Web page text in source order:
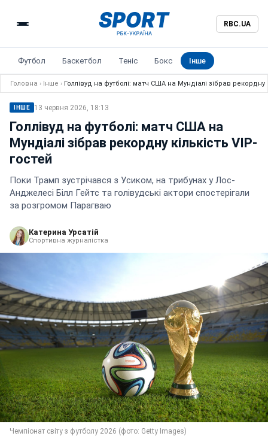
RBC.UA
Футбол Баскетбол Теніс Бокс Інше
Головна › Інше › Голлівуд на футболі: матч США на Мундіалі зібрав рекордну
ІНШЕ 13 червня 2026, 18:13
Голлівуд на футболі: матч США на
Мундіалі зібрав рекордну кількість VIP-
гостей
Поки Трамп зустрічався з Усиком, на трибунах у Лос-
Анджелесі Білл Гейтс та голівудські актори спостерігали
за розгромом Парагваю
Катерина Урсатій
Спортивна журналістка
Чемпіонат світу з футболу 2026 (фото: Getty Images)